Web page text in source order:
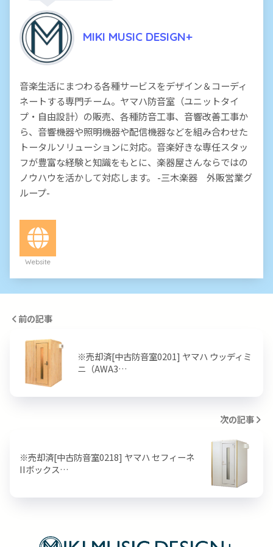
MIKI MUSIC DESIGN+
音楽生活にまつわる各種サービスをデザイン＆コーディ
ネートする専門チーム。ヤマハ防音室（ユニットタイ
プ・自由設計）の販売、各種防音工事、音響改善工事か
ら、音響機器や照明機器や配信機器などを組み合わせた
トータルソリューションに対応。音楽好きな専任スタッ
フが豊富な経験と知識をもとに、楽器屋さんならではの
ノウハウを活かして対応します。 -三木楽器 外販営業グ
ループ-
Website
前の記事
※売却済[中古防音室0201] ヤマハ ウッディミ
ニ（AWA3…
次の記事
※売却済[中古防音室0218] ヤマハ セフィーネ
IIボックス…